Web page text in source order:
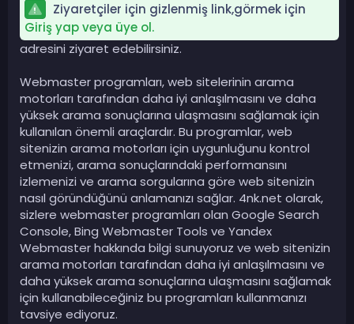
Ziyaretçiler için gizlenmiş link,görmek için
Giriş yap veya üye ol.
adresini ziyaret edebilirsiniz.
Webmaster programları, web sitelerinin arama
motorları tarafından daha iyi anlaşılmasını ve daha
yüksek arama sonuçlarına ulaşmasını sağlamak için
kullanılan önemli araçlardır. Bu programlar, web
sitenizin arama motorları için uygunluğunu kontrol
etmenizi, arama sonuçlarındaki performansını
izlemenizi ve arama sorgularına göre web sitenizin
nasıl göründüğünü anlamanızı sağlar. 4nk.net olarak,
sizlere webmaster programları olan Google Search
Console, Bing Webmaster Tools ve Yandex
Webmaster hakkında bilgi sunuyoruz ve web sitenizin
arama motorları tarafından daha iyi anlaşılmasını ve
daha yüksek arama sonuçlarına ulaşmasını sağlamak
için kullanabileceğiniz bu programları kullanmanızı
tavsiye ediyoruz.